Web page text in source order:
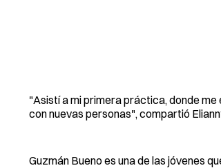
"Asistí a mi primera práctica, donde
con nuevas personas", compartió
Guzmán Bueno es una de las jóvenes